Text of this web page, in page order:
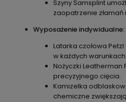
Szyny Samsplint
zaopatrzenie złamań
Wyposażenie indywidualne:
Latarka czołowa
w każdych warunkach.
Nożyczki
precyzyjnego cięcia.
Kamizelka
chemiczne